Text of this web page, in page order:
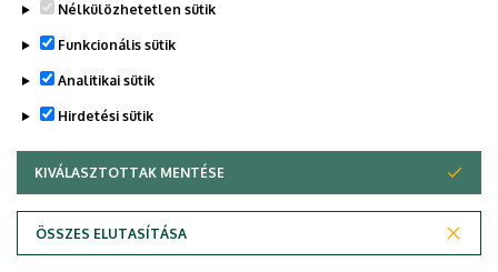
Nélkülözhetetlen sütik
Funkcionális sütik
Analitikai sütik
Hirdetési sütik
KIVÁLASZTOTTAK MENTÉSE
ÖSSZES ELUTASÍTÁSA
WITHDRAW CONSENT